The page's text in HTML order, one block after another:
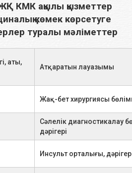
1 зерттеу 2200
қуысы
1 зерттеу
1 зерттеу
КМК ақылы қызметтер
көмек көрсетуге
туралы мәліметтер
аты,
Атқаратын лауазымы
Жақ-бет хирургиясы
Сәлелік диагностикалау
дәрігері
Инсульт орталығы,